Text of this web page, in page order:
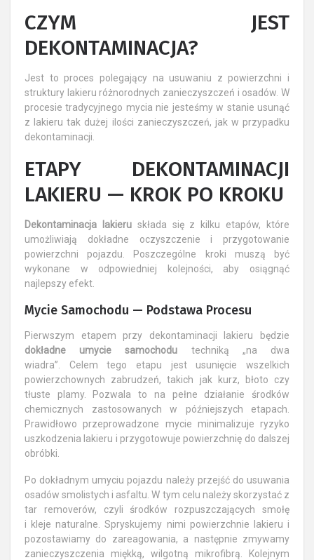
CZYM JEST
DEKONTAMINACJA?
Jest to proces polegający na usuwaniu z powierzchni i
struktury lakieru różnorodnych zanieczyszczeń i osadów. W
procesie tradycyjnego mycia nie jesteśmy w stanie usunąć
z lakieru tak dużej ilości zanieczyszczeń, jak w przypadku
dekontaminacji.
ETAPY DEKONTAMINACJI
LAKIERU — KROK PO KROKU
Dekontaminacja lakieruskłada się z kilku etapów, które
umożliwiają dokładne oczyszczenie i przygotowanie
powierzchni pojazdu. Poszczególne kroki muszą być
wykonane w odpowiedniej kolejności, aby osiągnąć
najlepszy efekt.
Mycie Samochodu — Podstawa Procesu
Pierwszym etapem przy dekontaminacji lakieru będzie
dokładne umycie samochodu techniką „na dwa
wiadra”. Celem tego etapu jest usunięcie wszelkich
powierzchownych zabrudzeń, takich jak kurz, błoto czy
tłuste plamy. Pozwala to na pełne działanie środków
chemicznych zastosowanych w późniejszych etapach.
Prawidłowo przeprowadzone mycie minimalizuje ryzyko
uszkodzenia lakieru i przygotowuje powierzchnię do dalszej
obróbki.
Po dokładnym umyciu pojazdu należy przejść do usuwania
osadów smolistych i asfaltu. W tym celu należy skorzystać z
tar removerów, czyli środków rozpuszczających smołę
i kleje naturalne. Spryskujemy nimi powierzchnie lakieru i
pozostawiamy do zareagowania, a następnie zmywamy
zanieczyszczenia miękką, wilgotną mikrofibrą. Kolejnym